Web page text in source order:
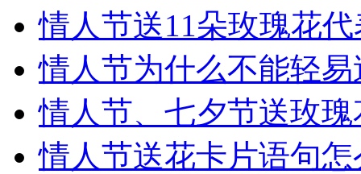
情人节送11朵玫瑰花
情人节为什么不能轻
情人节、七夕节送玫
情人节送花卡片语句怎